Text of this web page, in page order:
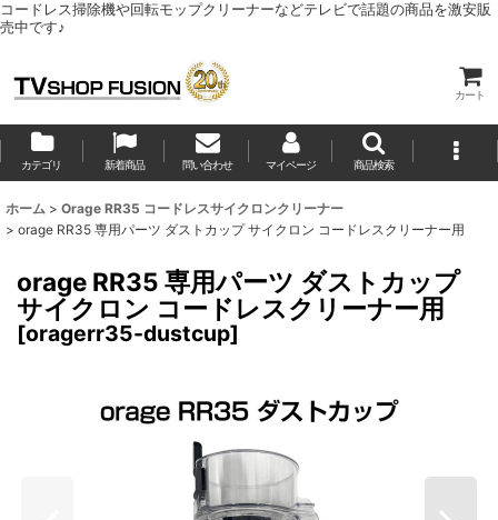
コードレス掃除機や回転モップクリーナーなどテレビで話題の商品を激安販
売中です♪
カート
カテゴリ 新着商品 問い合わせ マイページ 商品検索
ホーム > Orage RR35 コードレスサイクロンクリーナー
> orage RR35 専用パーツ ダストカップ サイクロン コードレスクリーナー用
orage RR35 専用パーツ ダストカップ
サイクロン コードレスクリーナー用
[oragerr35-dustcup]